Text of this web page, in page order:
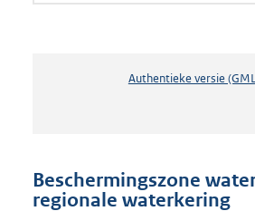
Authentieke versie
Beschermingszone
regionale waterkering